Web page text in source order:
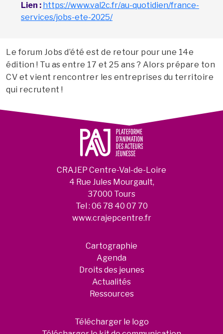
Lien : https://www.val2c.fr/au-quotidien/france-
services/jobs-ete-2025/
Le forum Jobs d’été est de retour pour une 14e
édition ! Tu as entre 17 et 25 ans ? Alors prépare ton
CV et vient rencontrer les entreprises du territoire
qui recrutent !
CRAJEP Centre-Val-de-Loire
4 Rue Jules Mourgault,
37000 Tours
Tel : 06 78 40 07 70
www.crajepcentre.fr
Cartographie
Agenda
Droits des jeunes
Actualités
Ressources
Télécharger le logo